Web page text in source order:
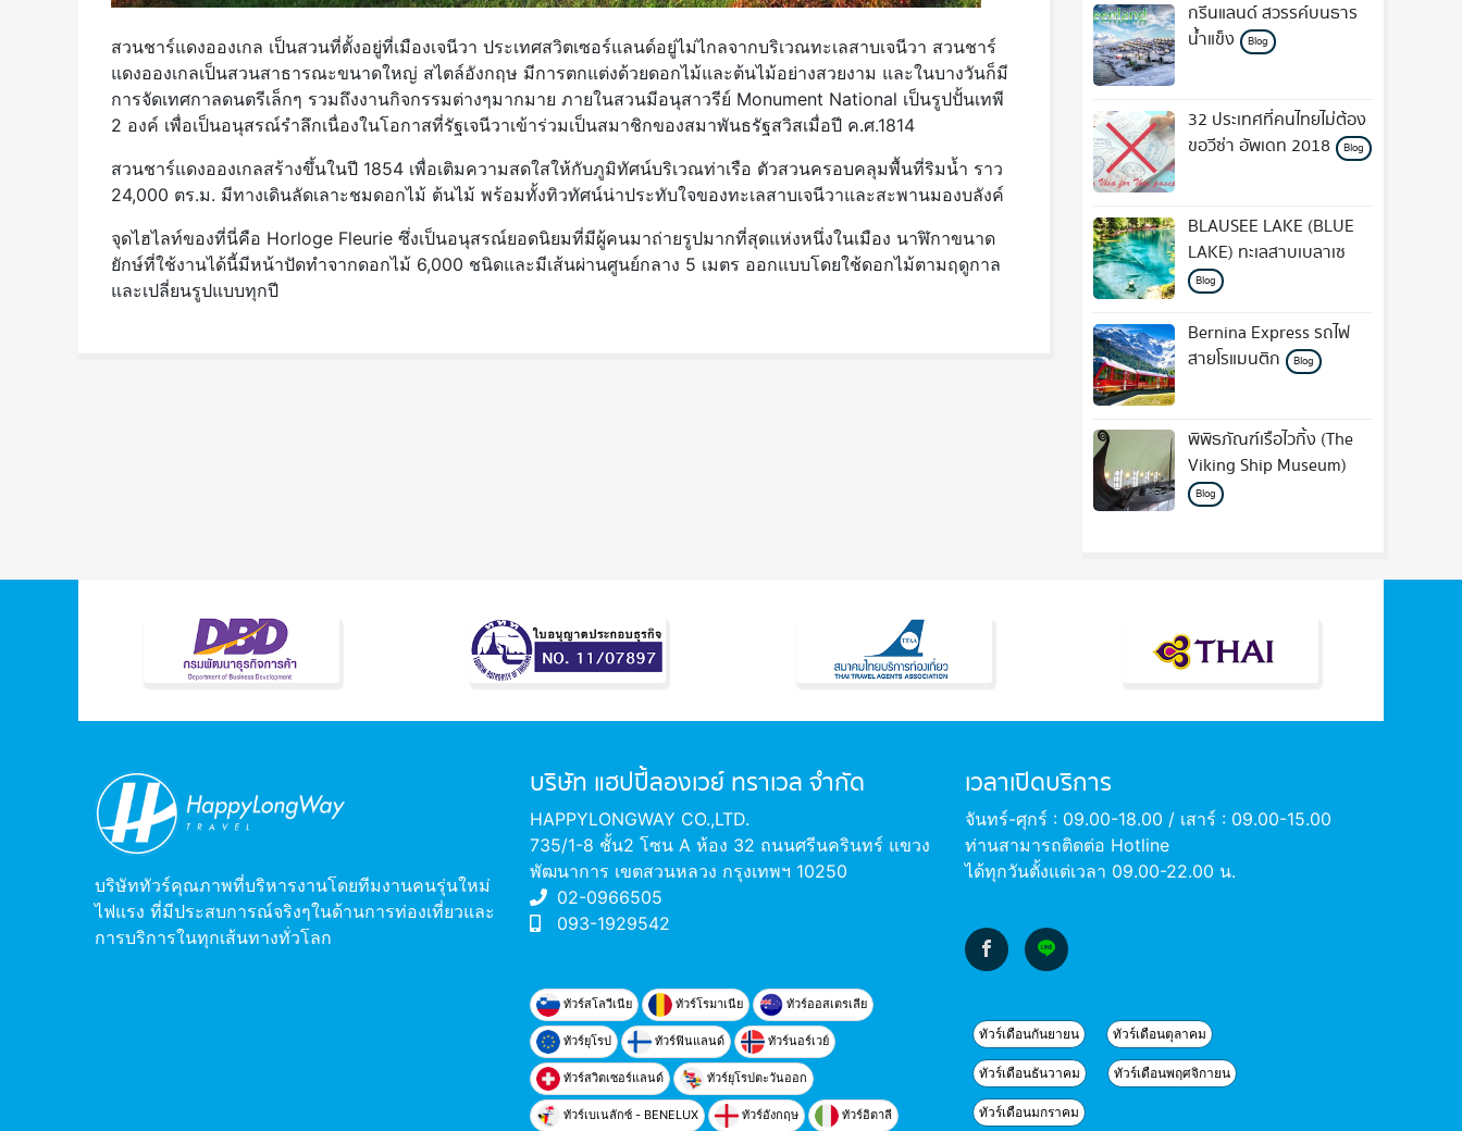
สวนชาร์แดงอองเกล เป็นสวนที่ตั้งอยู่ที่เมืองเจนีวา ประเทศสวิตเซอร์แลนด์อยู่ไม่ไกลจากบริเวณทะเลสาบเจนีวา สวนชาร์
แดงอองเกลเป็นสวนสาธารณะขนาดใหญ่ สไตล์อังกฤษ มีการตกแต่งด้วยดอกไม้และต้นไม้อย่างสวยงาม และในบางวันก็มี
การจัดเทศกาลดนตรีเล็กๆ รวมถึงงานกิจกรรมต่างๆมากมาย ภายในสวนมีอนุสาวรีย์ Monument National เป็นรูปปั้นเทพี
2 องค์ เพื่อเป็นอนุสรณ์รำลึกเนื่องในโอกาสที่รัฐเจนีวาเข้าร่วมเป็นสมาชิกของสมาพันธรัฐสวิสเมื่อปี ค.ศ.1814
สวนชาร์แดงอองเกลสร้างขึ้นในปี 1854 เพื่อเติมความสดใสให้กับภูมิทัศน์บริเวณท่าเรือ ตัวสวนครอบคลุมพื้นที่ริมน้ำ ราว
24,000 ตร.ม. มีทางเดินลัดเลาะชมดอกไม้ ต้นไม้ พร้อมทั้งทิวทัศน์น่าประทับใจของทะเลสาบเจนีวาและสะพานมองบลังค์
จุดไฮไลท์ของที่นี่คือ Horloge Fleurie ซึ่งเป็นอนุสรณ์ยอดนิยมที่มีผู้คนมาถ่ายรูปมากที่สุดแห่งหนึ่งในเมือง นาฬิกาขนาด
ยักษ์ที่ใช้งานได้นี้มีหน้าปัดทำจากดอกไม้ 6,000 ชนิดและมีเส้นผ่านศูนย์กลาง 5 เมตร ออกแบบโดยใช้ดอกไม้ตามฤดูกาล
และเปลี่ยนรูปแบบทุกปี
กรีนแลนด์ สวรรค์บนธาร
น้ำแข็ง
Blog
32 ประเทศที่คนไทยไม่ต้อง
ขอวีซ่า อัพเดท 2018
Blog
BLAUSEE LAKE (BLUE
LAKE) ทะเลสาบเบลาเซ
Blog
Bernina Express รถไฟ
สายโรแมนติก
Blog
พิพิธภัณฑ์เรือไวกิ้ง (The
Viking Ship Museum)
Blog
บริษัททัวร์คุณภาพที่บริหารงานโดยทีมงานคนรุ่นใหม่
ไฟแรง ที่มีประสบการณ์จริงๆในด้านการท่องเที่ยวและ
การบริการในทุกเส้นทางทั่วโลก
บริษัท แฮปปี้ลองเวย์ ทราเวล จำกัด
HAPPYLONGWAY CO.,LTD.
735/1-8 ชั้น2 โซน A ห้อง 32 ถนนศรีนครินทร์ แขวง
พัฒนาการ เขตสวนหลวง กรุงเทพฯ 10250
02-0966505
093-1929542
ทัวร์สโลวีเนีย ทัวร์โรมาเนีย ทัวร์ออสเตรเลีย
ทัวร์ยุโรป ทัวร์ฟินแลนด์ ทัวร์นอร์เวย์
ทัวร์สวิตเซอร์แลนด์ ทัวร์ยุโรปตะวันออก
ทัวร์เบเนลักซ์ - BENELUX ทัวร์อังกฤษ ทัวร์อิตาลี
เวลาเปิดบริการ
จันทร์-ศุกร์ : 09.00-18.00 / เสาร์ : 09.00-15.00
ท่านสามารถติดต่อ Hotline
ได้ทุกวันตั้งแต่เวลา 09.00-22.00 น.
ทัวร์เดือนกันยายน ทัวร์เดือนตุลาคม
ทัวร์เดือนธันวาคม ทัวร์เดือนพฤศจิกายน
ทัวร์เดือนมกราคม